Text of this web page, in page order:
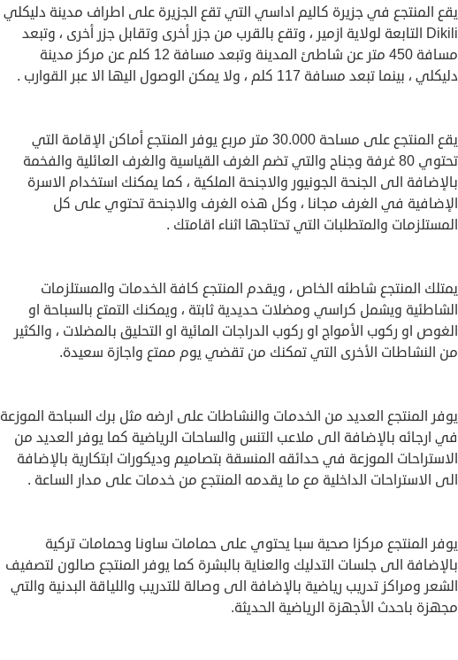
يقع المنتجع في جزيرة كاليم اداسي التي تقع الجزيرة على اطراف مدينة دليكلي
Dikili التابعة لولاية ازمير ، وتقع بالقرب من جزر أخرى وتقابل جزر أخرى ، وتبعد
مسافة 450 متر عن شاطئ المدينة وتبعد مسافة 12 كلم عن مركز مدينة
دليكلي ، بينما تبعد مسافة 117 كلم ، ولا يمكن الوصول اليها الا عبر القوارب .
يقع المنتجع على مساحة 30.000 متر مربع يوفر المنتجع أماكن الإقامة التي
تحتوي 80 غرفة وجناح والتي تضم الغرف القياسية والغرف العائلية والفخمة
بالإضافة الى الجنحة الجونيور والاجنحة الملكية ، كما يمكنك استخدام الاسرة
الإضافية في الغرف مجانا ، وكل هذه الغرف والاجنحة تحتوي على كل
المستلزمات والمتطلبات التي تحتاجها اثناء اقامتك .
يمتلك المنتجع شاطئه الخاص ، ويقدم المنتجع كافة الخدمات والمستلزمات
الشاطئية ويشمل كراسي ومضلات حديدية ثابتة ، ويمكنك التمتع بالسباحة او
الغوص او ركوب الأمواج او ركوب الدراجات المائية او التحليق بالمضلات ، والكثير
من النشاطات الأخرى التي تمكنك من تقضي يوم ممتع واجازة سعيدة.
يوفر المنتجع العديد من الخدمات والنشاطات على ارضه مثل برك السباحة الموزعة
في ارجائه بالإضافة الى ملاعب التنس والساحات الرياضية كما يوفر العديد من
الاستراحات الموزعة في حدائقه المنسقة بتصاميم وديكورات ابتكارية بالإضافة
الى الاستراحات الداخلية مع ما يقدمه المنتجع من خدمات على مدار الساعة .
يوفر المنتجع مركزا صحية سبا يحتوي على حمامات ساونا وحمامات تركية
بالإضافة الى جلسات التدليك والعناية بالبشرة كما يوفر المنتجع صالون لتصفيف
الشعر ومراكز تدريب رياضية بالإضافة الى وصالة للتدريب واللياقة البدنية والتي
مجهزة باحدث الأجهزة الرياضية الحديثة.